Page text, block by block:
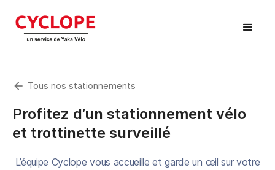
arrow_back Tous nos stationnements
Profitez d’un stationnement vélo
et trottinette surveillé
L’équipe Cyclope vous accueille et garde un œil sur votre